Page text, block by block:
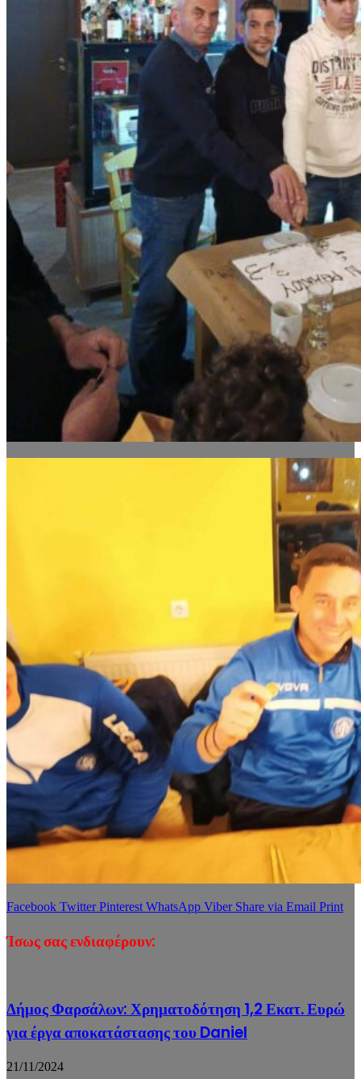
Facebook Twitter Pinterest WhatsApp Viber Share via Email Print
Ίσως σας ενδιαφέρουν:
Δήμος Φαρσάλων: Χρηματοδότηση 1,2 Εκατ. Ευρώ
για έργα αποκατάστασης του Daniel
21/11/2024